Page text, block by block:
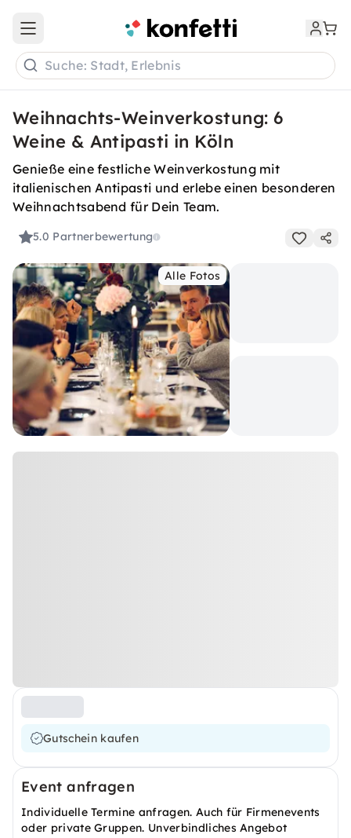
Open main menu
Suche: Stadt, Erlebnis
Weihnachts-Weinverkostung: 6
Weine & Antipasti in Köln
Genieße eine festliche Weinverkostung mit
italienischen Antipasti und erlebe einen besonderen
Weihnachtsabend für Dein Team.
5.0 Partnerbewertung
Alle Fotos
Gutschein kaufen
Event anfragen
Individuelle Termine anfragen. Auch für Firmenevents
oder private Gruppen. Unverbindliches Angebot